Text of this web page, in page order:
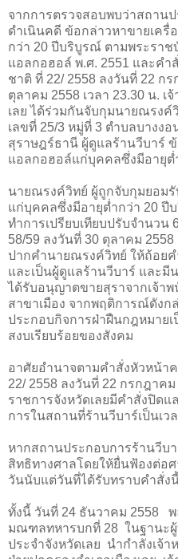
จากการตรวจสอบพบว่าสถาน
ดำเนินคดี ข้อกล่าวหาขายเค
กว่า 20 ปีบริบูรณ์ ตามพระรา
แอลกอฮอล์ พ.ศ. 2551 และคำ
ชาติ ที่ 22/ 2558 ลงวันที่ 22 ก
ตุลาคม 2558 เวลา 23.30 น. เ
เลย ได้ร่วมกันจับกุมนายณรง
เลขที่ 25/3 หมู่ที่ 3 ตำบลบางง
สุราษฎร์ธานี ผู้ดูแลร้านวีบาร์
แอลกอฮอล์แก่บุคคลซึ่งมีอายุต่
นายณรงค์วิทย์ ผู้ถูกจับกุมยอม
แก่บุคคลซึ่งมีอายุต่ำกว่า 20 ปี
ทำการเปรียบเทียบปรับจำนวน
58/59 ลงวันที่ 30 ตุลาคม 2558
ปากคำนายณรงค์วิทย์ ให้ถ้อยค
และเป็นผู้ดูแลร้านวีบาร์ และมี
ได้รับอนุญาตขายสุราจากเจ้า
สาขาเมือง จากพฤติการณ์ดังก
ประกอบกิจการฝ่าฝืนกฎหมาย
สงบเรียบร้อยของสังคม
อาศัยอำนาจตามคำสั่งหัวหน้
22/ 2558 ลงวันที่ 22 กรกฎาคม
ราชการจังหวัดเลยมีคำสั่งปิด
การในสถานที่ร้านวีบาร์เป็นเว
หากสถานประกอบการร้านวีบ
สิทธิทางศาลโดยให้ยื่นฟ้องต่อ
วันนับแต่วันที่ได้รับทราบคำสั่ง
ทั้งนี้ วันที่ 24 ธันวาคม 2558
มณฑลทหารบกที่ 28 ในฐานะ
ประจำจังหวัดเลย นำกำลังเจ้